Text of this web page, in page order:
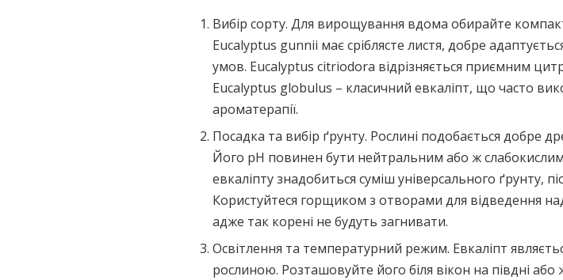
Вибір сорту. Для вирощування вдома обирайте
Eucalyptus gunnii має сріблясте листя, добре
умов. Eucalyptus citriodora відрізняється приємним
Eucalyptus globulus – класичний евкаліпт, що часто
ароматерапії.
Посадка та вибір ґрунту. Рослині подобається добре
Його рН повинен бути нейтральним або ж
евкаліпту знадобиться суміш універсального ґрунту,
Користуйтеся горщиком з отворами для відведення
адже так корені не будуть загнивати.
Освітлення та температурний режим. Евкаліпт
рослиною. Розташовуйте його біля вікон на півдні або